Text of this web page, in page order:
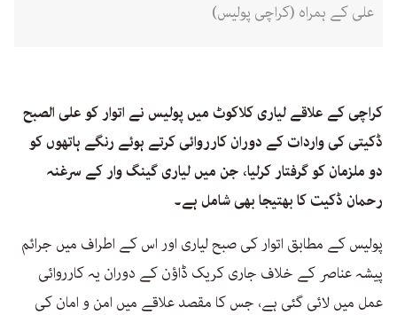
علی کے ہمراہ (کراچی پولیس)
کراچی کے علاقے لیاری کلاکوٹ میں پولیس نے اتوار کو علی الصبح
ڈکیتی کی واردات کے دوران کارروائی کرتے ہوئے رنگے ہاتھوں کو
دو ملزمان کو گرفتار کرلیا، جن میں لیاری گینگ وار کے سرغنہ
رحمان ڈکیت کا بھتیجا بھی شامل ہے۔
پولیس کے مطابق اتوار کی صبح لیاری اور اس کے اطراف میں جرائم
پیشہ عناصر کے خلاف جاری کریک ڈاؤن کے دوران یہ کارروائی
عمل میں لائی گئی ہے، جس کا مقصد علاقے میں امن و امان کی